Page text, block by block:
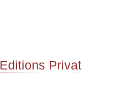
Editions Privat